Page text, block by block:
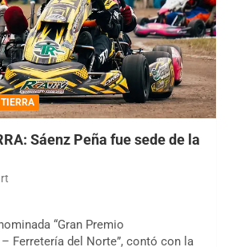
Sáenz Peña fue sede de la
“Gran Premio
Ferretería del Norte”, contó con la